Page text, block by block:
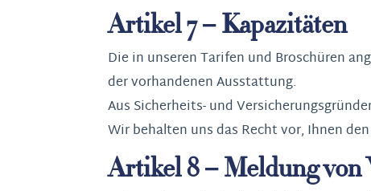
Artikel 7 – Kapazitäten
Die in unseren Tarifen und Broschüren
der vorhandenen Ausstattung.
Aus Sicherheits- und
Wir behalten uns das Recht vor, Ihnen
Artikel 8 – Meldung von